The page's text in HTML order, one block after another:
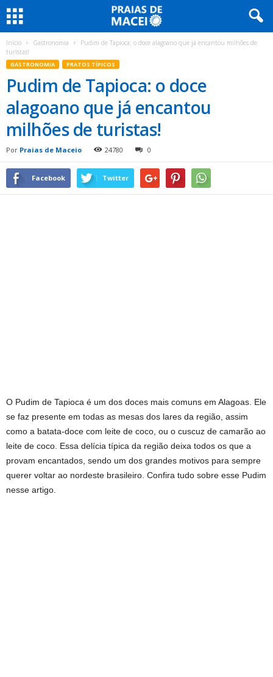
Início Gastronomia
Pudim de Tapioca: o doce alagoano que já encantou milhões de
turistas!
GASTRONOMIA PRATOS TÍPICOS
Pudim de Tapioca: o doce
alagoano que já encantou
milhões de turistas!
Por Praias de Maceio 24780 0
Facebook Twitter
O Pudim de Tapioca é um dos doces mais comuns em Alagoas. Ele
se faz presente em todas as mesas dos lares da região, assim
como a batata-doce com leite de coco, ou o cuscuz de camarão ao
leite de coco. Essa delícia típica da região deixa todos os que a
provam encantados, sendo um dos grandes motivos para sempre
querer voltar ao nordeste brasileiro. Confira tudo sobre esse Pudim
nesse artigo.